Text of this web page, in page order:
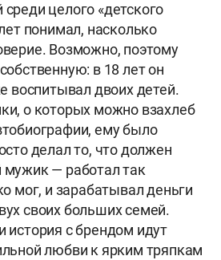
целого «детского
понимал, насколько
Возможно, поэтому
в 18 лет он
воспитывал двоих детей.
о которых можно взахлеб
ему было
делал то, что должен
мужик — работал так
мог, и зарабатывал деньги
своих больших семей.
с брендом идут
любви к ярким тряпкам